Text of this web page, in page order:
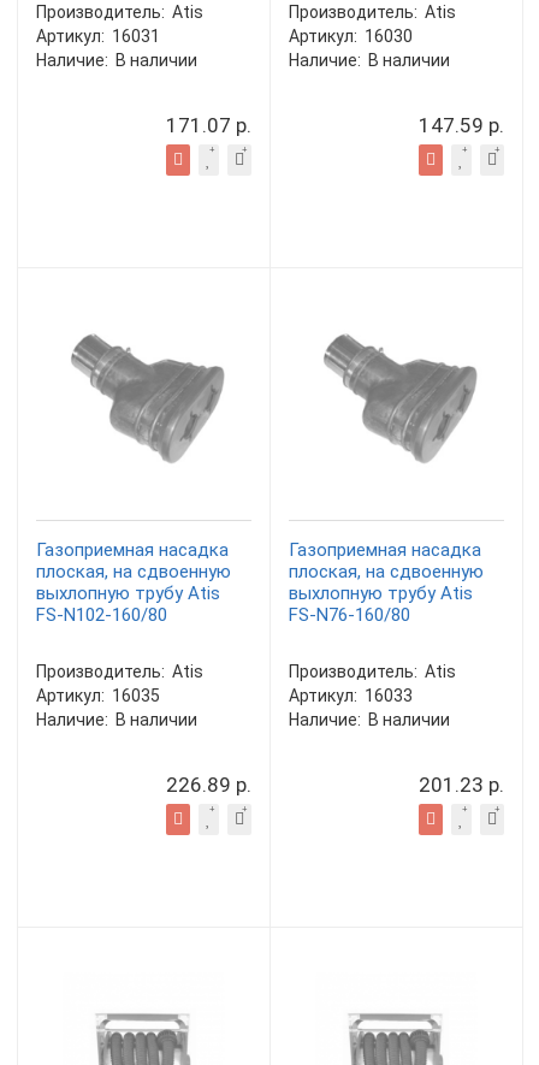
Производитель: Atis
Артикул: 16031
Наличие: В наличии
171.07 р.
Производитель: Atis
Артикул: 16030
Наличие: В наличии
147.59 р.
Газоприемная насадка
плоская, на сдвоенную
выхлопную трубу Atis
FS-N102-160/80
Производитель: Atis
Артикул: 16035
Наличие: В наличии
226.89 р.
Газоприемная насадка
плоская, на сдвоенную
выхлопную трубу Atis
FS-N76-160/80
Производитель: Atis
Артикул: 16033
Наличие: В наличии
201.23 р.